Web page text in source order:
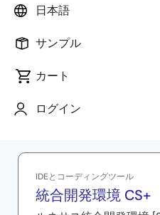
日本語
サンプル
カート
ログイン
紹介します。
関連リソース
IDEとコーディングツール
統合開発環境 CS+